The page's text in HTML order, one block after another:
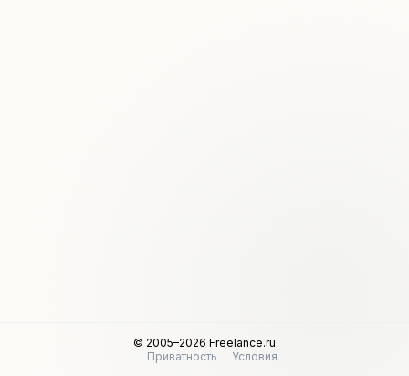
© 2005–2026 Freelance.ru
Приватность
Условия